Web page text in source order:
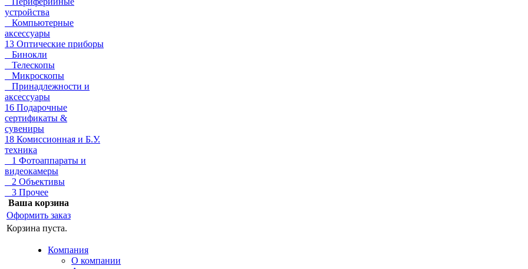
устройства
Компьютерные
аксессуары
13 Оптические приборы
Бинокли
Телескопы
Микроскопы
Принадлежности и
аксессуары
16 Подарочные
сертификаты &
сувениры
18 Комиссионная и Б.У.
техника
1 Фотоаппараты и
видеокамеры
2 Объективы
3 Прочее
Ваша корзина
Оформить заказ
Корзина пуста.
Компания
О компании